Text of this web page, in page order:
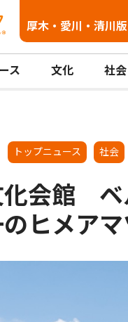
厚木・愛川・清川版
ス 文化 社会
トップニュース 社会
化会館 ベ
ヒメア